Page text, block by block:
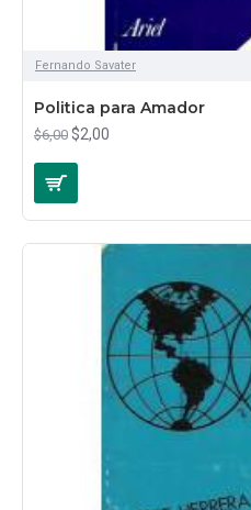
Fernando Savater
Politica para Amador
$6,00 $2,00